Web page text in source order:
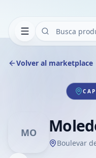
Volver al marketplace
MO
Boulevar